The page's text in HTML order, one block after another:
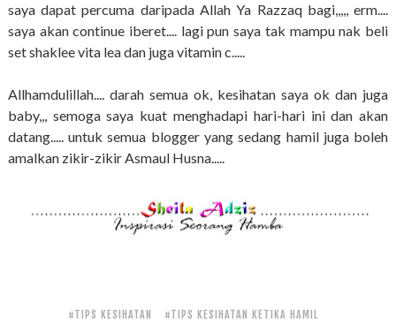
saya dapat percuma daripada Allah Ya Razzaq bagi,,,,, erm....
saya akan continue iberet.... lagi pun saya tak mampu nak beli
set shaklee vita lea dan juga vitamin c.....
Allhamdulillah.... darah semua ok, kesihatan saya ok dan juga
baby,,, semoga saya kuat menghadapi hari-hari ini dan akan
datang..... untuk semua blogger yang sedang hamil juga boleh
amalkan zikir-zikir Asmaul Husna.....
#TIPS KESIHATAN #TIPS KESIHATAN KETIKA HAMIL